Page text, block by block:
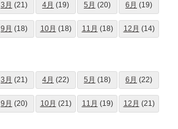
3月 (21) 4月 (19) 5月 (20) 6月 (19)
9月 (18) 10月 (18) 11月 (18) 12月 (14)
3月 (21) 4月 (22) 5月 (18) 6月 (22)
9月 (20) 10月 (21) 11月 (19) 12月 (21)